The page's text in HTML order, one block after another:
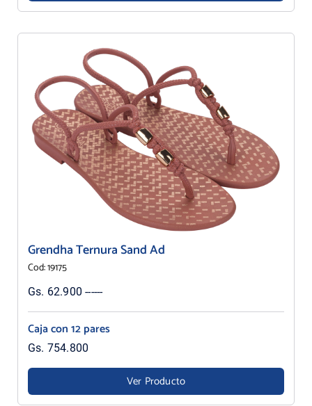
Grendha Ternura Sand Ad
Cod: 19175
Gs. 62.900 ------
Caja con 12 pares
Gs. 754.800
Ver Producto